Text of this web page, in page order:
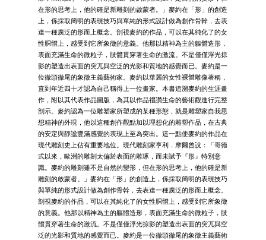
在形的思考上，他的確是新雕刻的啟蒙者。」麥約在「形」的創造
上，係採取簡明的表現技巧與單純的形式設計做為創作骨幹，去表
達一種廣泛的形而上概念。剖視麥約的作品，可以在其純化了的女
性胴體上，感受到它所象徵的意義。他那以精神為主的軀體造形，
表面充滿生命的微粒子，肢體貫穿著生命的激流。不是僅僅浮光掠
影的塑造出表面的突兀與空泛的光影和質地的感覺而已。麥約是一
位徹頭徹尾的象徵主義藝術家。麥約以華麗的女性裸體雕像著稱，
直到年近四十才認為自己稱得上一位畫家。本書追溯麥約的生涯畫
作，附以其代表作品圖版，為其以作品禮讚生命的藝術觀進行完整
剖示。麥約認為一位雕塑家所塑成的某種形態，就是雕塑家自我思
想精神的外現，他以這種創作觀點加以理想化的雕塑作品，在古典
的安定與靜謐豐滿感覺的表現上至為突出。這一點使麥約的作品在
現代雕刻史上佔有重要地位。現代雕刻家亨利．摩爾曾說：「哥德
式以來，歐洲的雕刻太偏於表面的雕琢，而未賦予『形』特別意
識。麥約的雕刻雖不是自然的變形，但在形的思考上，他的確是新
雕刻的啟蒙者。」麥約在「形」的創造上，係採取簡明的表現技巧
與單純的形式設計做為創作骨幹，去表達一種廣泛的形而上概念。
剖視麥約的作品，可以在其純化了的女性胴體上，感受到它所象徵
的意義。他那以精神為主的軀體造形，表面充滿生命的微粒子，肢
體貫穿著生命的激流。不是僅僅浮光掠影的塑造出表面的突兀與空
泛的光影和質地的感覺而已。麥約是一位徹頭徹尾的象徵主義藝術